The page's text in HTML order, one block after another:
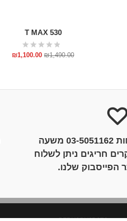
T MAX 530
₪1,490.00
₪1,100.00
מוקד שרות לקוחות 03-5051162 משעה
במקרים חריגים ניתן לשלוח
הפייסבוק שלנו.